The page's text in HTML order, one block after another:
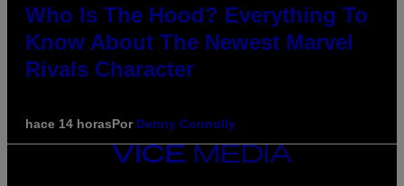
Who Is The Hood? Everything To
Know About The Newest Marvel
Rivals Character
hace 14 horasPor Denny Connolly
VICE